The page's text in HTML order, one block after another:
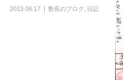
2015.06.17 塾長のブログ, 日記